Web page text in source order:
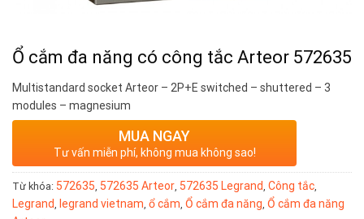
Ổ cắm đa năng có công tắc Arteor 572635
Multistandard socket Arteor – 2P+E switched – shuttered – 3
modules – magnesium
MUA NGAY
Tư vấn miễn phí, không mua không sao!
Từ khóa: 572635, 572635 Arteor, 572635 Legrand, Công tắc,
Legrand, legrand vietnam, ổ cắm, Ổ cắm đa năng, Ổ cắm đa năng